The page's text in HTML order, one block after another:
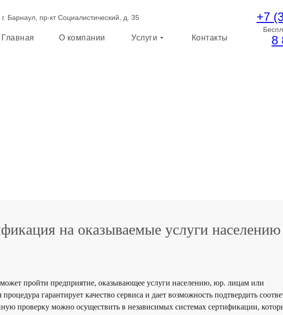
+7
8
г. Барнаул, пр-кт Социалистический, д. 35
Главная О компании Услуги Контакты
на оказываемые услуги населению
пройти предприятие, оказывающее услуги населению, юр. лицам или
процедура гарантирует качество сервиса и дает возможность подтвердить
проверку можно осуществить в независимых системах сертификации,